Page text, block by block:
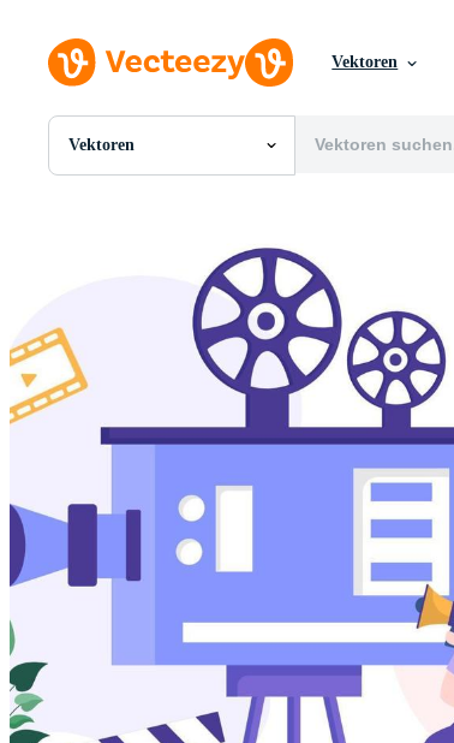
Vektoren
Vektoren
Alle Bilder
Motion Graphics
Redaktionelle Bilder